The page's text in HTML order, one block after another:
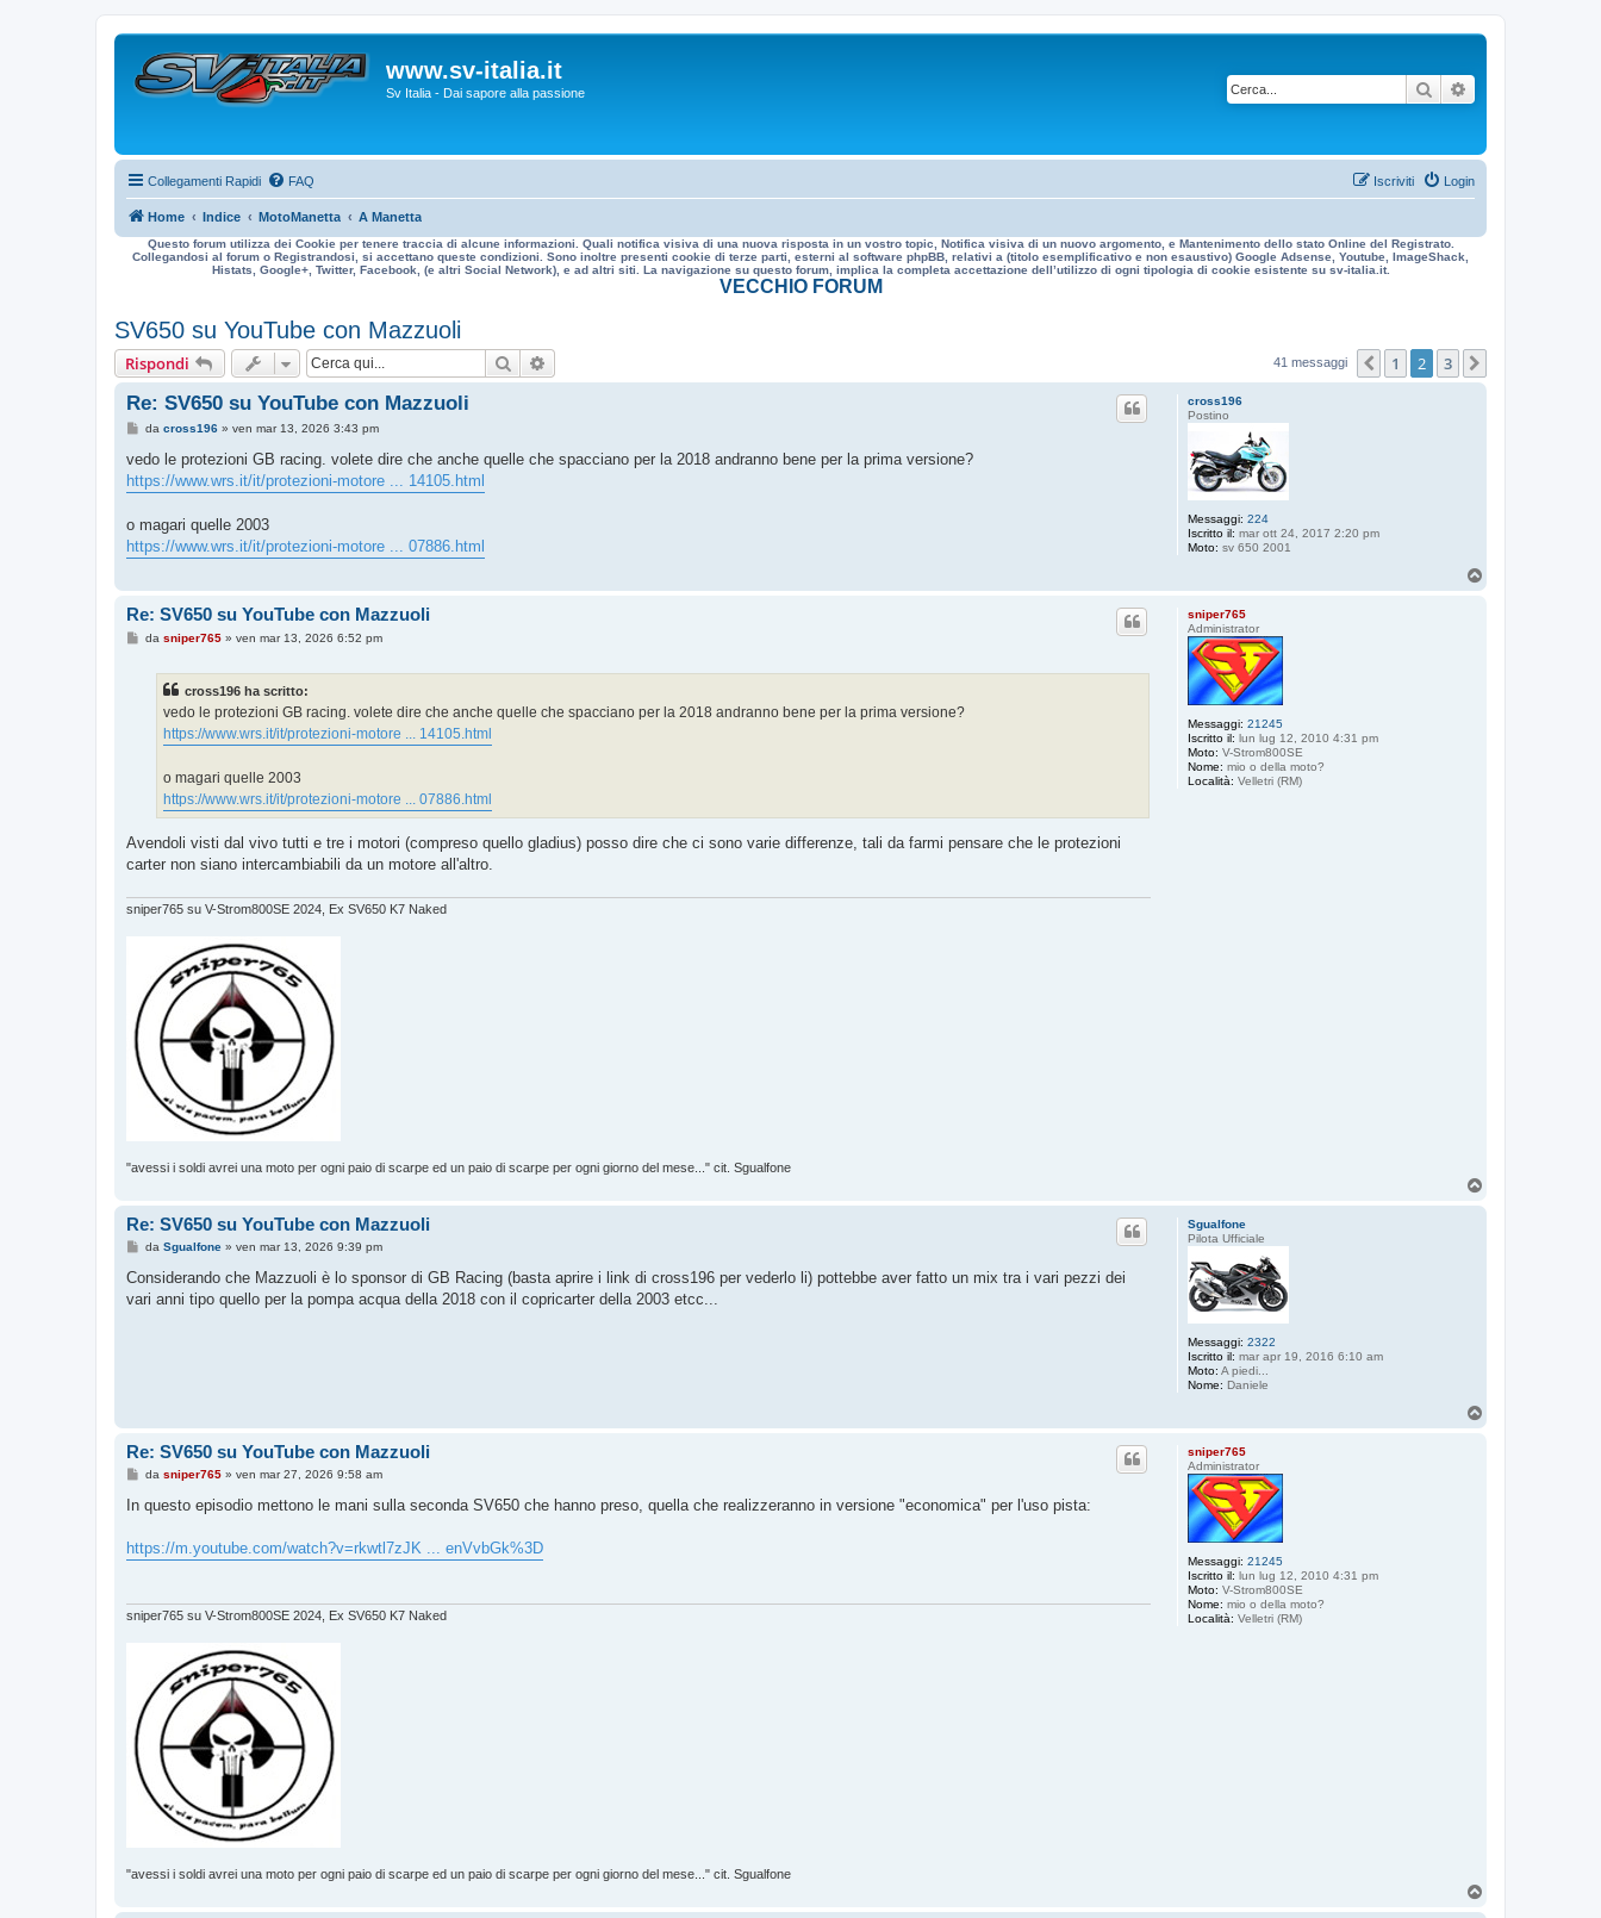
www.sv-italia.it
Sv Italia - Dai sapore alla passione Cerca
Collegamenti Rapidi FAQ Login
Iscriviti
Home Indice MotoManetta A Manetta
Questo forum utilizza dei Cookie per tenere traccia di alcune informazioni. Quali notifica visiva di una nuova risposta in un vostro topic, Notifica visiva di un nuovo argomento, e Mantenimento dello stato Online del Registrato.
Collegandosi al forum o Registrandosi, si accettano queste condizioni. Sono inoltre presenti cookie di terze parti, esterni al software phpBB, relativi a (titolo esemplificativo e non esaustivo) Google Adsense, Youtube, ImageShack,
Histats, Google+, Twitter, Facebook, (e altri Social Network), e ad altri siti. La navigazione su questo forum, implica la completa accettazione dell’utilizzo di ogni tipologia di cookie esistente su sv-italia.it.
VECCHIO FORUM
SV650 su YouTube con Mazzuoli
Rispondi Cerca 41 messaggi Precedente
1 2 3
cross196
Postino
Messaggi: 224
Iscritto il: mar ott 24, 2017 2:20 pm
Moto: sv 650 2001
Re: SV650 su YouTube con Mazzuoli
M
s
a
i
o
da cross196» ven mar 13, 2026 3:43 pm
vedo le protezioni GB racing. volete dire che anche quelle che spacciano per la 2018 andranno bene per la prima versione?
https://www.wrs.it/it/protezioni-motore ... 14105.html
o magari quelle 2003
https://www.wrs.it/it/protezioni-motore ... 07886.html
sniper765
Administrator
Messaggi: 21245
Iscritto il: lun lug 12, 2010 4:31 pm
Moto: V-Strom800SE
Nome: mio o della moto?
Località: Velletri (RM)
Re: SV650 su YouTube con Mazzuoli
Mda sniper765» ven mar 13, 2026 6:52 pm
cross196 ha scritto:
vedo le protezioni GB racing. volete dire che anche quelle che spacciano per la 2018 andranno bene per la prima versione?
https://www.wrs.it/it/protezioni-motore ... 14105.html
o magari quelle 2003
https://www.wrs.it/it/protezioni-motore ... 07886.html
Avendoli visti dal vivo tutti e tre i motori (compreso quello gladius) posso dire che ci sono varie differenze, tali da farmi pensare che le protezioni
carter non siano intercambiabili da un motore all'altro.
sniper765 su V-Strom800SE 2024, Ex SV650 K7 Naked
"avessi i soldi avrei una moto per ogni paio di scarpe ed un paio di scarpe per ogni giorno del mese..." cit. Sgualfone
Sgualfone
Pilota Ufficiale
Messaggi: 2322
Iscritto il: mar apr 19, 2016 6:10 am
Moto: A piedi...
Nome: Daniele
Re: SV650 su YouTube con Mazzuoli
M
s
a
da Sgualfone» ven mar 13, 2026 9:39 pm
Considerando che Mazzuoli è lo sponsor di GB Racing (basta aprire i link di cross196 per vederlo li) pottebbe aver fatto un mix tra i vari pezzi dei
vari anni tipo quello per la pompa acqua della 2018 con il copricarter della 2003 etcc...
sniper765
Administrator
Messaggi: 21245
Iscritto il: lun lug 12, 2010 4:31 pm
Moto: V-Strom800SE
Nome: mio o della moto?
Località: Velletri (RM)
Re: SV650 su YouTube con Mazzuoli
M
s
g
g
da sniper765» ven mar 27, 2026 9:58 am
In questo episodio mettono le mani sulla seconda SV650 che hanno preso, quella che realizzeranno in versione "economica" per l'uso pista:
https://m.youtube.com/watch?v=rkwtl7zJK ... enVvbGk%3D
sniper765 su V-Strom800SE 2024, Ex SV650 K7 Naked
"avessi i soldi avrei una moto per ogni paio di scarpe ed un paio di scarpe per ogni giorno del mese..." cit. Sgualfone